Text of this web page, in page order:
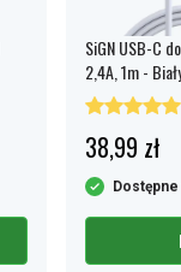
SiGN USB-C
2,4A, 1m -
38,99 zł